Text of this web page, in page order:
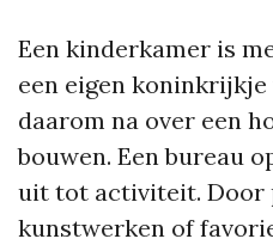
Een kinderkamer is
een eigen
daarom na over een
bouwen. Een bureau
uit tot activiteit. Door
kunstwerken of